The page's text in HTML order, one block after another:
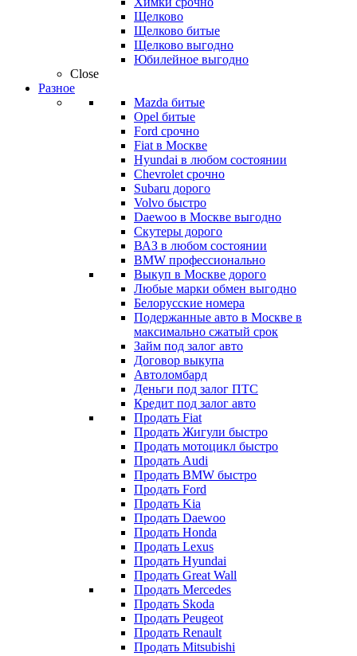
Щелково
Щелково битые
Щелково выгодно
Юбилейное выгодно
Close
Разное
Mazda битые
Opel битые
Ford срочно
Fiat в Москве
Hyundai в любом состоянии
Chevrolet срочно
Subaru дорого
Volvo быстро
Daewoo в Москве выгодно
Скутеры дорого
ВАЗ в любом состоянии
BMW профессионально
Выкуп в Москве дорого
Любые марки обмен выгодно
Белорусские номера
Подержанные авто в Москве в
максимально сжатый срок
Займ под залог авто
Договор выкупа
Автоломбард
Деньги под залог ПТС
Кредит под залог авто
Продать Fiat
Продать Жигули быстро
Продать мотоцикл быстро
Продать Audi
Продать BMW быстро
Продать Ford
Продать Kia
Продать Daewoo
Продать Honda
Продать Lexus
Продать Hyundai
Продать Great Wall
Продать Mercedes
Продать Skoda
Продать Peugeot
Продать Renault
Продать Mitsubishi